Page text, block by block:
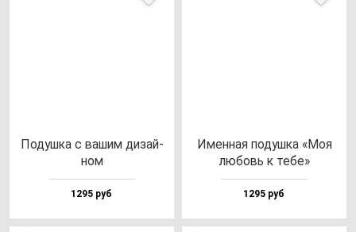
Подуш­ка с ва­шим ди­зай­
ном
1295 руб
Имен­ная по­душ­ка «Моя
лю­бовь к те­бе»
1295 руб